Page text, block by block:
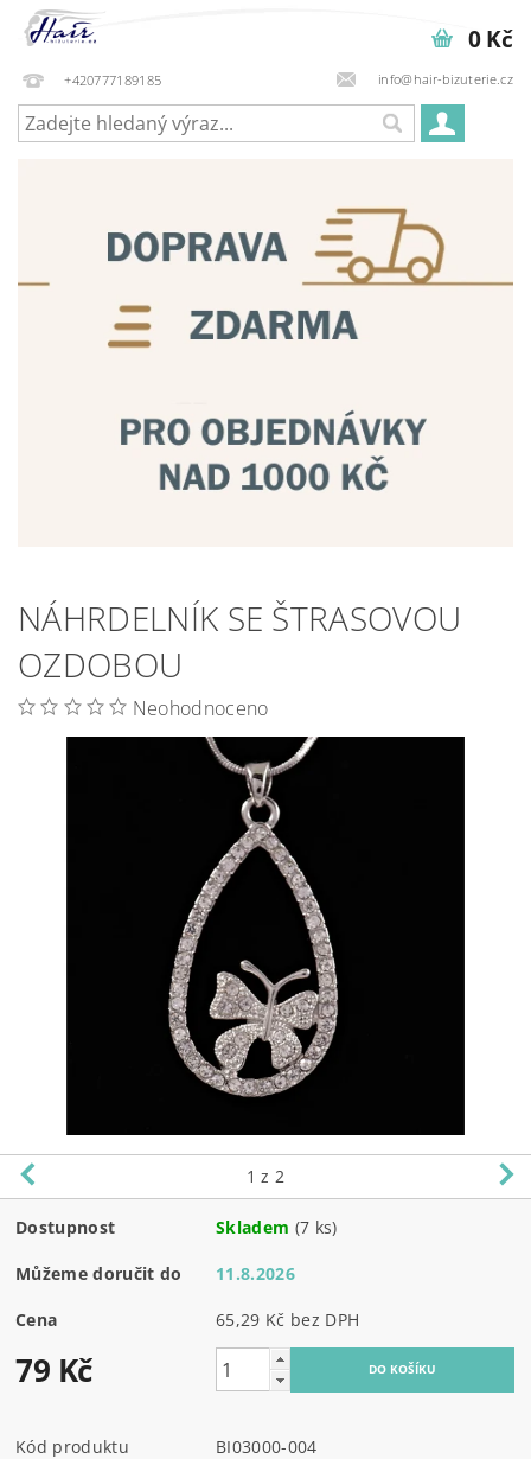
+420777189185 info@hair-bizuterie.cz
0 Kč
NÁHRDELNÍK SE ŠTRASOVOU
OZDOBOU
Neohodnoceno
1 z 2
Dostupnost Skladem (7 ks)
Můžeme doručit do 11.8.2026
Cena 65,29 Kč bez DPH
79 Kč
Kód produktu
BI03000-004